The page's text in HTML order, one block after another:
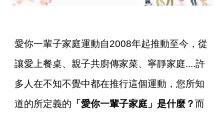
愛你一輩子家庭運動自2008年起推動至今，從
讓愛上餐桌、親子共廚傳家菜、寧靜家庭....許
多人在不知不覺中都在推行這個運動，您所知
道的所定義的 「愛你一輩子家庭」是什麼？而